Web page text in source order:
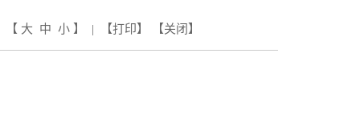
【 大 中 小 】 | 【打印】 【关闭 】